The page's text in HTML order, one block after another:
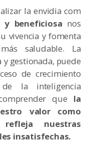
la envidia com
y beneficiosa nos
vivencia y fomenta
saludable. La
gestionada, puede
de crecimiento
la inteligencia
que la
valor como
nuestras
insatisfechas.